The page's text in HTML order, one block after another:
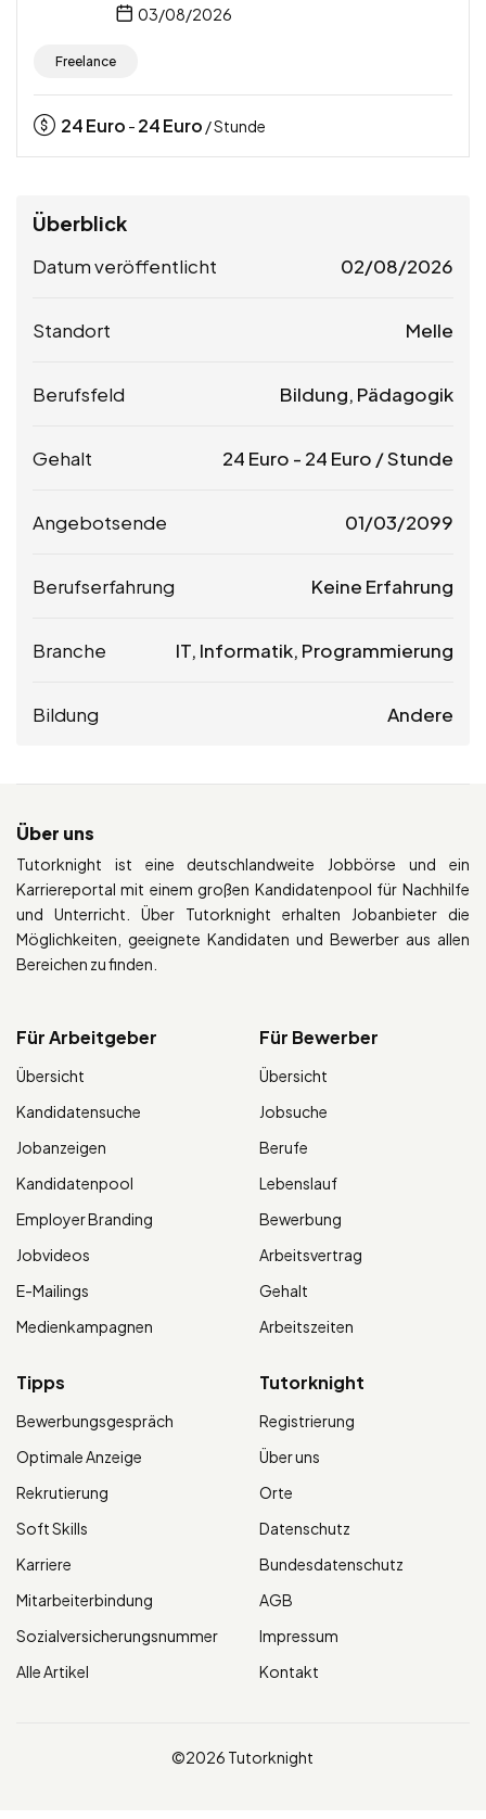
03/08/2026
Freelance
24Euro - 24Euro / Stunde
Überblick
Datum veröffentlicht 02/08/2026
Standort Melle
Berufsfeld Bildung, Pädagogik
Gehalt 24 Euro - 24 Euro / Stunde
Angebotsende 01/03/2099
Berufserfahrung Keine Erfahrung
Branche IT, Informatik, Programmierung
Bildung Andere
Über uns
Tutorknight ist eine deutschlandweite Jobbörse und ein
Karriereportal mit einem großen Kandidatenpool für Nachhilfe
und Unterricht. Über Tutorknight erhalten Jobanbieter die
Möglichkeiten, geeignete Kandidaten und Bewerber aus allen
Bereichen zu finden.
Für Arbeitgeber
Übersicht
Kandidatensuche
Jobanzeigen
Kandidatenpool
Employer Branding
Jobvideos
E-Mailings
Medienkampagnen
Für Bewerber
Übersicht
Jobsuche
Berufe
Lebenslauf
Bewerbung
Arbeitsvertrag
Gehalt
Arbeitszeiten
Tipps
Bewerbungsgespräch
Optimale Anzeige
Rekrutierung
Soft Skills
Karriere
Mitarbeiterbindung
Sozialversicherungsnummer
Alle Artikel
Tutorknight
Registrierung
Über uns
Orte
Datenschutz
Bundesdatenschutz
AGB
Impressum
Kontakt
©2026 Tutorknight